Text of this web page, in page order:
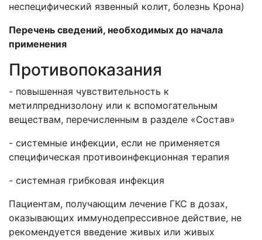
неспецифический язвенный колит, болезнь Крона)
Перечень сведений, необходимых до начала
применения
Противопоказания
- повышенная чувствительность к
метилпреднизолону или к вспомогательным
веществам, перечисленным в разделе «Состав»
- системные инфекции, если не применяется
специфическая противоинфекционная терапия
- системная грибковая инфекция
Пациентам, получающим лечение ГКС в дозах,
оказывающих иммунодепрессивное действие, не
рекомендуется введение живых или живых